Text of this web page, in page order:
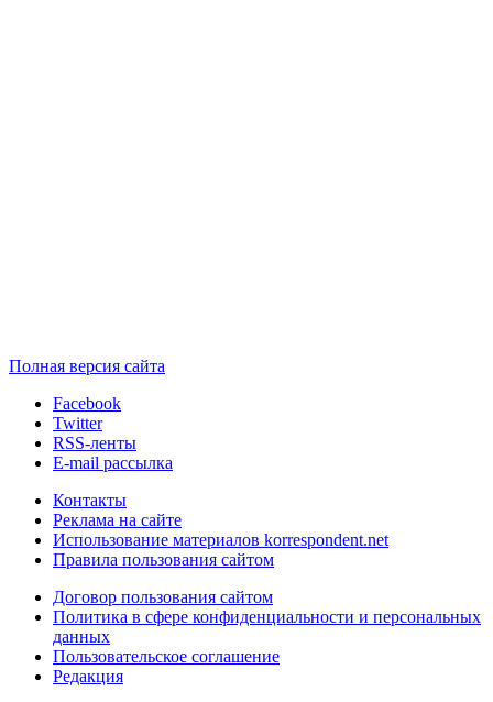
Полная версия сайта
Facebook
Twitter
RSS-ленты
E-mail рассылка
Контакты
Реклама на сайте
Использование материалов korrespondent.net
Правила пользования сайтом
Договор пользования сайтом
Политика в сфере конфиденциальности и персональных
данных
Пользовательское соглашение
Редакция